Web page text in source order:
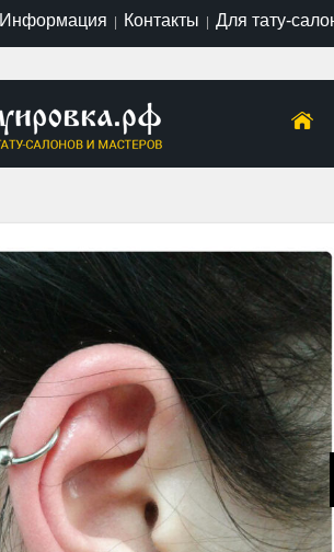
Информация | Контакты | Для тату-